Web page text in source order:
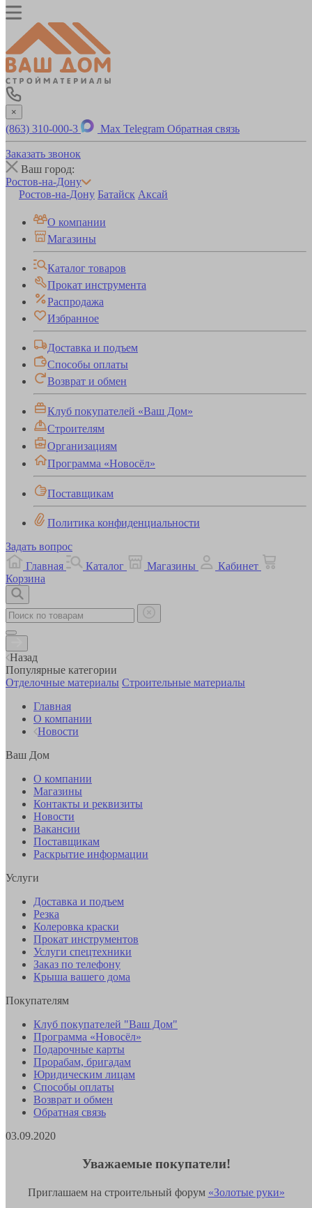
×
(863) 310-000-3 Max Telegram Обратная связь
Заказать звонок
Ваш город:
Ростов-на-Дону
Ростов-на-Дону Батайск Аксай
О компании
Магазины
Каталог товаров
Прокат инструмента
Распродажа
Избранное
Доставка и подъем
Способы оплаты
Возврат и обмен
Клуб покупателей «Ваш Дом»
Строителям
Организациям
Программа «Новосёл»
Поставщикам
Политика конфиденциальности
Задать вопрос
Главная
Каталог Магазины
Кабинет
Корзина
Назад
Популярные категории
Отделочные материалы Строительные материалы
Главная
О компании
Новости
Ваш Дом
О компании
Магазины
Контакты и реквизиты
Новости
Вакансии
Поставщикам
Раскрытие информации
Услуги
Доставка и подъем
Резка
Колеровка краски
Прокат инструментов
Услуги спецтехники
Заказ по телефону
Крыша вашего дома
Покупателям
Клуб покупателей "Ваш Дом"
Программа «Новосёл»
Подарочные карты
Прорабам, бригадам
Юридическим лицам
Способы оплаты
Возврат и обмен
Обратная связь
03.09.2020
Уважаемые покупатели!
Приглашаем на строительный форум «Золотые руки»